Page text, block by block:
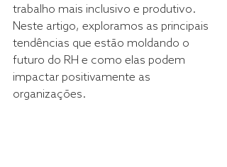
trabalho mais inclusivo e produtivo.
Neste artigo, exploramos as principais
tendências que estão moldando o
futuro do RH e como elas podem
impactar positivamente as
organizações.